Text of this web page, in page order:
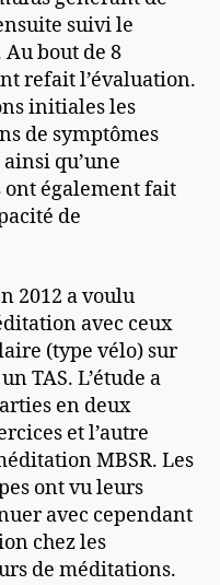
suivi le
bout de 8
refait l’évaluation.
initiales les
de symptômes
qu’une
également fait
de
2012 a voulu
avec ceux
(type vélo) sur
TAS. L’étude a
en deux
et l’autre
MBSR. Les
ont vu leurs
avec cependant
chez les
de méditations.